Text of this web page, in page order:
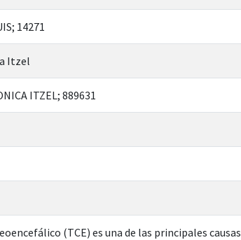
14271
Itzel
ITZEL; 889631
(TCE) es una de las principales